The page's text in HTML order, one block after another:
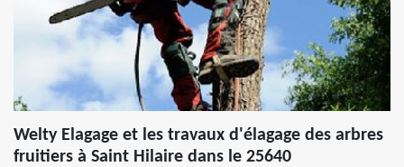
Welty Elagage et les travaux d'élagage des arbres
fruitiers à Saint Hilaire dans le 25640